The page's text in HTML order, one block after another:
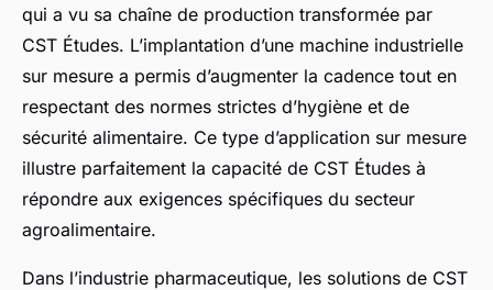
qui a vu sa chaîne de production transformée par
CST Études. L’implantation d’une machine industrielle
sur mesure a permis d’augmenter la cadence tout en
respectant des normes strictes d’hygiène et de
sécurité alimentaire. Ce type d’application sur mesure
illustre parfaitement la capacité de CST Études à
répondre aux exigences spécifiques du secteur
agroalimentaire.
Dans l’industrie pharmaceutique, les solutions de CST